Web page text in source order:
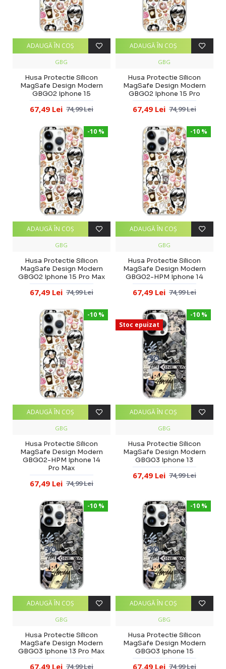
GBG
Husa Protectie Silicon
MagSafe Design Modern
GBG02 Iphone 15
67,49 Lei 74,99 Lei
ADAUGĂ ÎN COŞ
GBG
Husa Protectie Silicon
MagSafe Design Modern
GBG02 Iphone 15 Pro
67,49 Lei 74,99 Lei
ADAUGĂ ÎN COŞ
-10 %
GBG
Husa Protectie Silicon
MagSafe Design Modern
GBG02 Iphone 15 Pro Max
67,49 Lei 74,99 Lei
ADAUGĂ ÎN COŞ
-10 %
GBG
Husa Protectie Silicon
MagSafe Design Modern
GBG02-HPM Iphone 14
67,49 Lei 74,99 Lei
ADAUGĂ ÎN COŞ
-10 %
GBG
Husa Protectie Silicon
MagSafe Design Modern
GBG02-HPM Iphone 14
Pro Max
67,49 Lei 74,99 Lei
ADAUGĂ ÎN COŞ
-10 %
Stoc epuizat
GBG
Husa Protectie Silicon
MagSafe Design Modern
GBG03 Iphone 13
67,49 Lei 74,99 Lei
ADAUGĂ ÎN COŞ
-10 %
GBG
Husa Protectie Silicon
MagSafe Design Modern
GBG03 Iphone 13 Pro Max
67,49 Lei 74,99 Lei
ADAUGĂ ÎN COŞ
-10 %
GBG
Husa Protectie Silicon
MagSafe Design Modern
GBG03 Iphone 15
67,49 Lei 74,99 Lei
ADAUGĂ ÎN COŞ